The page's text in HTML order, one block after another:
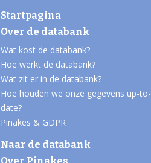
Startpagina
Over de databank
Wat kost de databank?
Hoe werkt de databank?
Wat zit er in de databank?
Hoe houden we onze gegevens up-to-
date?
Pinakes & GDPR
Naar de databank
Over Pinakes